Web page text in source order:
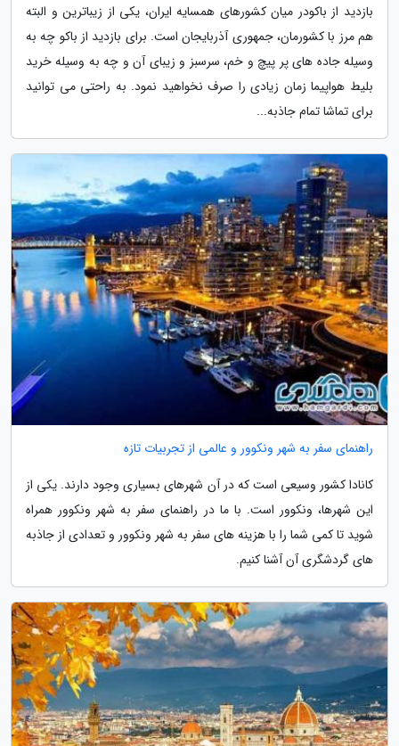
بازدید از باکودر میان کشورهای همسایه ایران، یکی از زیباترین و البته
هم مرز با کشورمان، جمهوری آذربایجان است. برای بازدید از باکو چه به
وسیله جاده های پر پیچ و خم، سرسبز و زیبای آن و چه به وسیله خرید
بلیط هواپیما زمان زیادی را صرف نخواهید نمود. به راحتی می توانید
برای تماشا تمام جاذبه...
راهنمای سفر به شهر ونکوور و عالمی از تجربیات تازه
کانادا کشور وسیعی است که در آن شهرهای بسیاری وجود دارند. یکی از
این شهرها، ونکوور است. با ما در راهنمای سفر به شهر ونکوور همراه
شوید تا کمی شما را با هزینه های سفر به شهر ونکوور و تعدادی از جاذبه
های گردشگری آن آشنا کنیم.